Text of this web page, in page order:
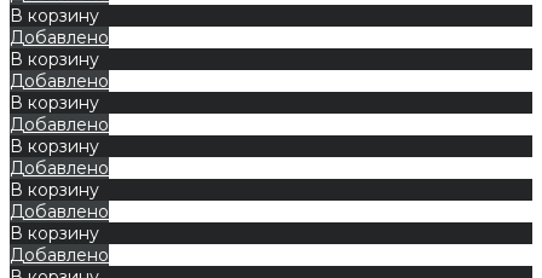
В корзину
Добавлено
В корзину
Добавлено
В корзину
Добавлено
В корзину
Добавлено
В корзину
Добавлено
В корзину
Добавлено